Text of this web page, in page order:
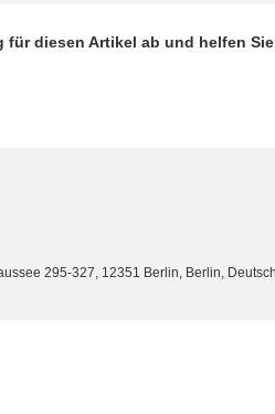
für diesen Artikel ab und helfen
295-327, 12351 Berlin, Berlin,